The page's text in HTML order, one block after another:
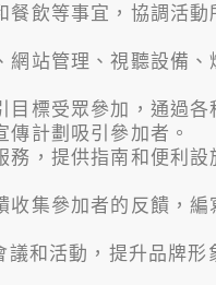
餐飲等事宜，協調活
網站管理、視聽設備
目標受眾參加，通過
計劃吸引參加者。
務，提供指南和便利
收集參加者的反饋，
和活動，提升品牌形